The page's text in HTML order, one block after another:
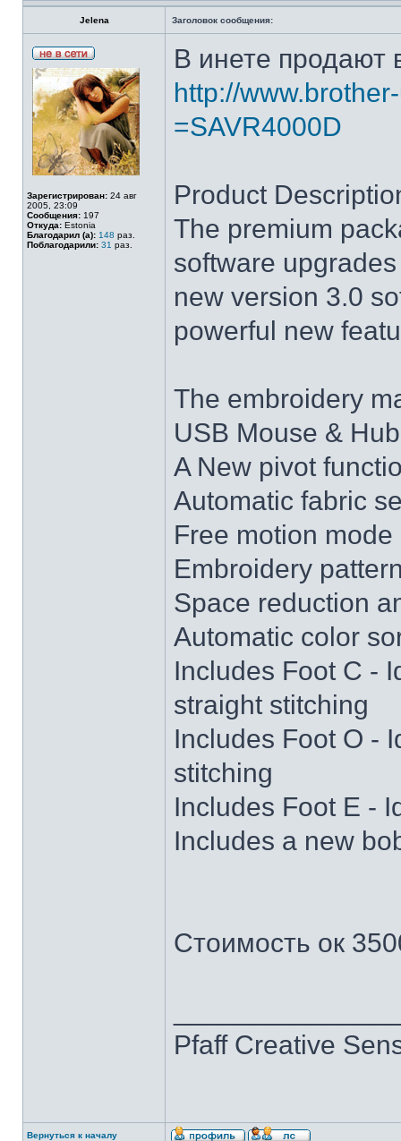
Jelena Заголовок сообщения:
Зарегистрирован: 24 авг
2005, 23:09
Сообщения: 197
Откуда: Estonia
Благодарил (а): 148 раз.
Поблагодарили: 31 раз.
В инете продают
http://
=SAVR4000D
Product
The premium
software
new version 3.0
powerful new
The embroidery
USB Mouse & Hub
A New pivot
Automatic fabric
Free motion mode
Embroidery
Space reduction
Automatic color
Includes Foot C -
straight stitching
Includes Foot O -
stitching
Includes Foot E -
Includes a new
Стоимость ок
Pfaff Creative
Вернуться к началу